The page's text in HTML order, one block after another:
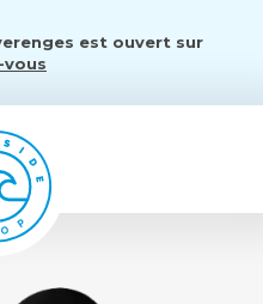
est ouvert sur
vous